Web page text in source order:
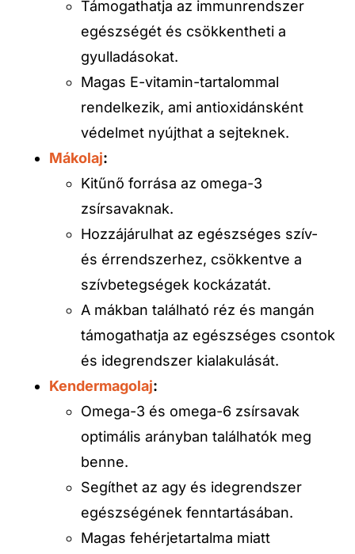
Támogathatja az immunrendszer
egészségét és csökkentheti a
gyulladásokat.
Magas E-vitamin-tartalommal
rendelkezik, ami antioxidánsként
védelmet nyújthat a sejteknek.
Mákolaj:
Kitűnő forrása az omega-3
zsírsavaknak.
Hozzájárulhat az egészséges szív-
és érrendszerhez, csökkentve a
szívbetegségek kockázatát.
A mákban található réz és mangán
támogathatja az egészséges csontok
és idegrendszer kialakulását.
Kendermagolaj:
Omega-3 és omega-6 zsírsavak
optimális arányban találhatók meg
benne.
Segíthet az agy és idegrendszer
egészségének fenntartásában.
Magas fehérjetartalma miatt